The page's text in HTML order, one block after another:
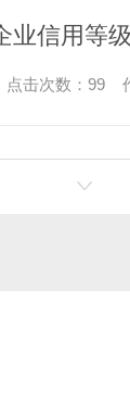
业信用等
击次数：99